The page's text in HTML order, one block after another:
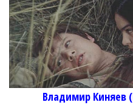
Владимир Киняев